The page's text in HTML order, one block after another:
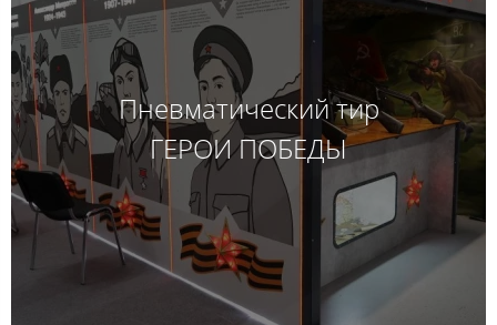
Пневматический тир
ГЕРОИ ПОБЕДЫ